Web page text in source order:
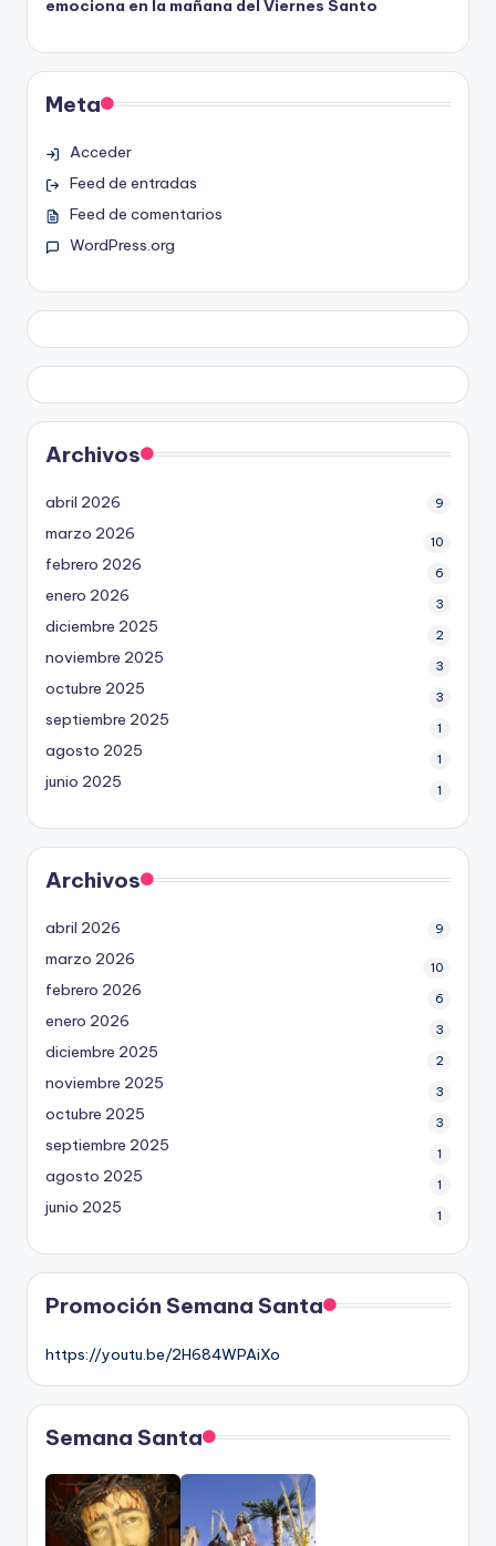
emociona en la mañana del Viernes Santo
Meta
Acceder
Feed de entradas
Feed de comentarios
WordPress.org
Archivos
abril 2026 9
marzo 2026 10
febrero 2026 6
enero 2026 3
diciembre 2025 2
noviembre 2025 3
octubre 2025 3
septiembre 2025 1
agosto 2025 1
junio 2025 1
Archivos
abril 2026 9
marzo 2026 10
febrero 2026 6
enero 2026 3
diciembre 2025 2
noviembre 2025 3
octubre 2025 3
septiembre 2025 1
agosto 2025 1
junio 2025 1
Promoción Semana Santa
https://youtu.be/2H684WPAiXo
Semana Santa